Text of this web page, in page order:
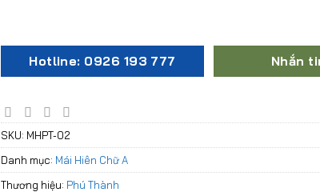
Hotline: 0926 193 777 Nhắn
SKU: MHPT-02
Danh mục: Mái Hiên Chữ A
Thương hiệu: Phú Thành